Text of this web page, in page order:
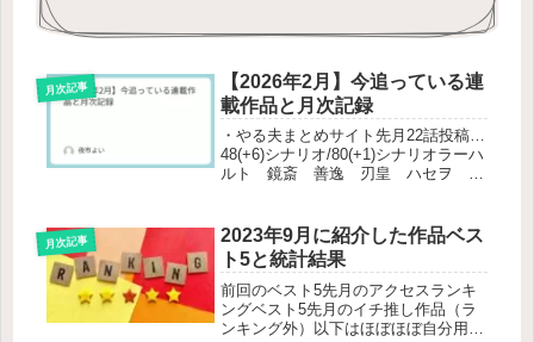
月次記事
【2026年2月】今追っている連
載作品と月次記録
・やる夫まとめサイト先月22話投稿…
48(+6)シナリオ/80(+1)シナリオラーハ
ルト 鏡斎 善逸 刃皇 ハセヲ か
術わたしが恋人になれるわけないじ
ゃ...
月次記事
2023年9月に紹介した作品ベス
ト5と統計結果
前回のベスト5先月のアクセスランキ
ングベスト5先月のイチ推し作品（ラ
ンキング外）以下はほぼほぼ自分用で